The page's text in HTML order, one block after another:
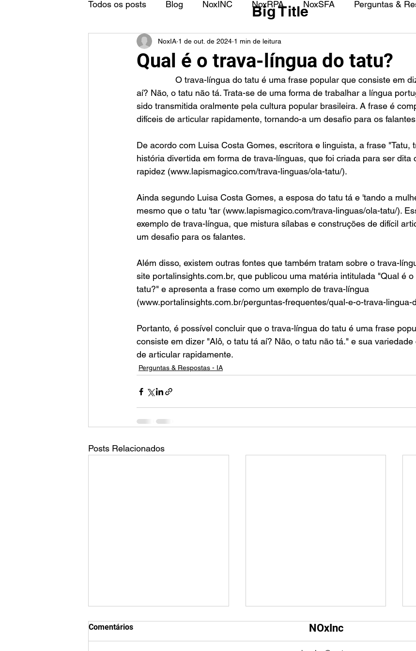
Todos os posts Blog NoxINC NoxRPA NoxSFA Perguntas &
Qual é o trava-língua do tatu?
NoxIA 1 de out. de 2024 1 min de leitura
aí? Não, o tatu não tá. Trata-se de uma forma de trabalhar a língua
sido transmitida oralmente pela cultura popular brasileira. A frase é
difíceis de articular rapidamente, tornando-a um desafio para os
De acordo com Luisa Costa Gomes, escritora e linguista, a frase "Tatu,
história divertida em forma de trava-línguas, que foi criada para ser dita
rapidez (www.lapismagico.com/trava-linguas/ola-tatu/).
Ainda segundo Luisa Costa Gomes, a esposa do tatu tá e 'tando a
mesmo que o tatu 'tar (www.lapismagico.com/trava-linguas/ola-tatu/).
exemplo de trava-língua, que mistura sílabas e construções de difícil
um desafio para os falantes.
Além disso, existem outras fontes que também tratam sobre o trava-
site portalinsights.com.br, que publicou uma matéria intitulada "Qual é
tatu?" e apresenta a frase como um exemplo de trava-língua
(www.portalinsights.com.br/perguntas-frequentes/qual-e-o-trava-lingua-
Portanto, é possível concluir que o trava-língua do tatu é uma frase
consiste em dizer "Alô, o tatu tá aí? Não, o tatu não tá." e sua
de articular rapidamente.
Perguntas & Respostas - IA
Posts Relacionados
Qual é o tamanho da tela do
TikTok?
Qual é o tamanho da tela do
Comentários
Big Title
NOxInc